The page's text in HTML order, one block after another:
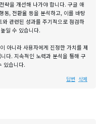
략을 개선해 나가야 합니다. 구글 애
동, 전환율 등을 분석하고, 이를 바탕
관련된 성과를 주기적으로 점검하
일 수 있습니다.
아니라 사용자에게 진정한 가치를 제
다. 지속적인 노력과 분석을 통해 구
있습니다.
답변 삭제